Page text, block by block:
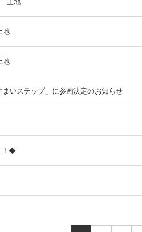
地
地
いステップ」に参画決定のお知らせ
！◆